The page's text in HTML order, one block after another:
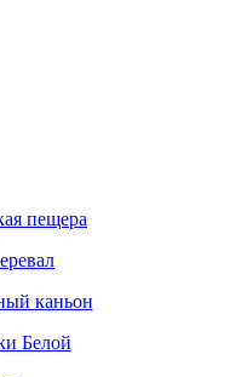
пещера
каньон
Белой